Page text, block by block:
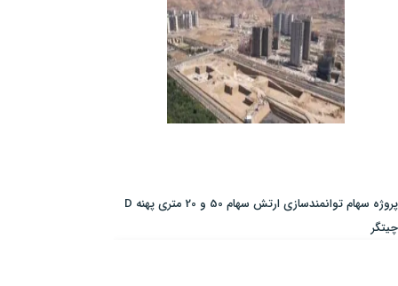
پروژه سهام توانمندسازی ارتش سهام 50 و 20 متری پهنه D
چیتگر